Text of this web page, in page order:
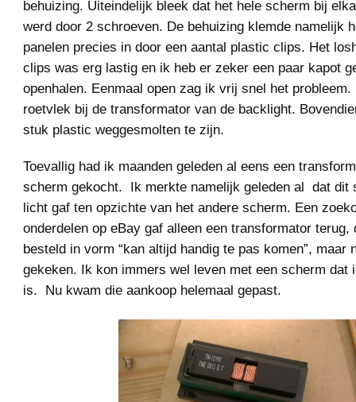
behuizing. Uiteindelijk bleek dat het hele scherm bij
werd door 2 schroeven. De behuizing klemde namelijk
panelen precies in door een aantal plastic clips. Het
clips was erg lastig en ik heb er zeker een paar kapot
openhalen. Eenmaal open zag ik vrij snel het
roetvlek bij de transformator van de backlight.
stuk plastic weggesmolten te zijn.
Toevallig had ik maanden geleden al eens een
scherm gekocht. Ik merkte namelijk geleden al dat dit
licht gaf ten opzichte van het andere scherm. Een
onderdelen op eBay gaf alleen een transformator terug,
besteld in vorm “kan altijd handig te pas komen”, maar
gekeken. Ik kon immers wel leven met een scherm dat
is. Nu kwam die aankoop helemaal gepast.